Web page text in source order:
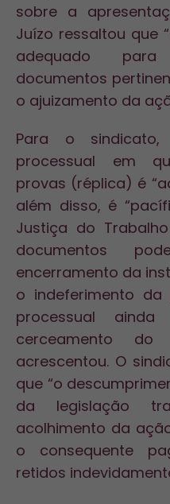
sobre a
Juízo ressaltou que
adequado
documentos
o ajuizamento da
Para o
processual em
provas (réplica) é
além disso, é
Justiça do
documentos
encerramento da
o indeferimento
processual ainda
cerceamento
acrescentou. O
que “o
da legislação
acolhimento da
o consequente
retidos